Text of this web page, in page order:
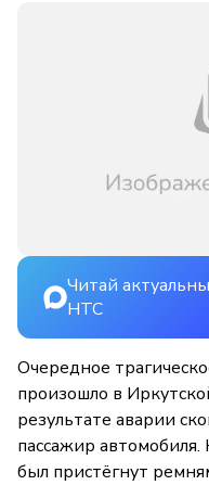
Читай
НТС
Очередное
произошло в
результате аварии
пассажир
был пристёгнут